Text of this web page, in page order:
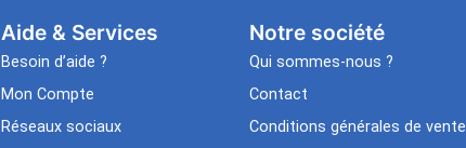
Aide & Services​
Besoin d’aide ?
Mon Compte
Réseaux sociaux
Notre société
Qui sommes-nous ?
Contact
Conditions générales de vente